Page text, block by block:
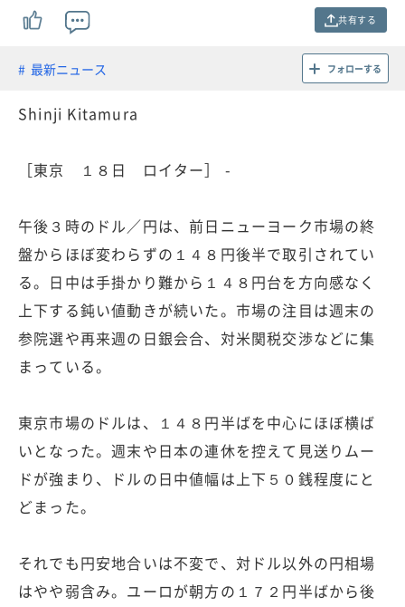
共有する
最新ニュース フォローする
Shinji Kitamura
［東京 １８日 ロイター］ -
午後３時のドル／円は、前日ニューヨーク市場の終
盤からほぼ変わらずの１４８円後半で取引されてい
る。日中は手掛かり難から１４８円台を方向感なく
上下する鈍い値動きが続いた。市場の注目は週末の
参院選や再来週の日銀会合、対米関税交渉などに集
まっている。
東京市場のドルは、１４８円半ばを中心にほぼ横ば
いとなった。週末や日本の連休を控えて見送りムー
ドが強まり、ドルの日中値幅は上下５０銭程度にと
どまった。
それでも円安地合いは不変で、対ドル以外の円相場
はやや弱含み。ユーロが朝方の１７２円半ばから後